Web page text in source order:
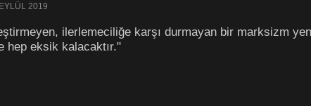
2019
ilerlemeciliğe karşı durmayan bir marksizm
hep eksik kalacaktır."